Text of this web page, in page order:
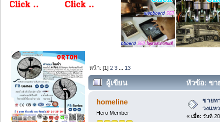
หน้า: [1]2 3 ... 13
ผู้เขียน
หัวข้อ: ขา
(รหัส202564) (อ่าน 3529 ครั้ง)
homeline
Hero Member
ขายท
วงแห
« เมื่อ: วันที่